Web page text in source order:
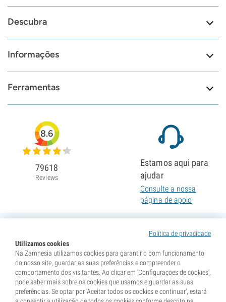
Descubra
Informações
Ferramentas
Política de privacidade
Utilizamos cookies
Na Zamnesia utilizamos cookies para garantir o bom funcionamento
do nosso site, guardar as suas preferências e compreender o
comportamento dos visitantes. Ao clicar em 'Configurações de cookies',
pode saber mais sobre os cookies que usamos e guardar as suas
preferências. Se optar por 'Aceitar todos os cookies e continuar', estará
8.6
79618
Reviews
Estamos aqui para
ajudar
Consulte a nossa
página de apoio